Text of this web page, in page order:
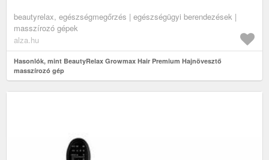
beautyrelax, egészségmegőrzés | egészségügyi berendezések |
masszírozó gépek
alza.hu
Hasonlók, mint BeautyRelax Growmax Hair Premium Hajnövesztő
masszírozó gép